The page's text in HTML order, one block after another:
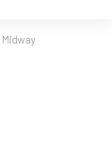
Midway